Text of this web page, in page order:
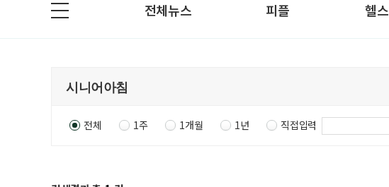
전체뉴스 피플 헬스
전체 1주 1개월 1년 직접입력